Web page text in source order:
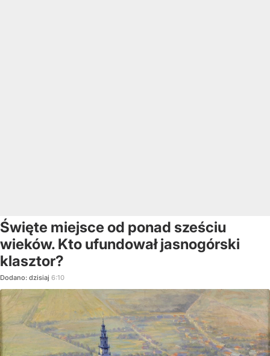
Święte miejsce od ponad sześciu
wieków. Kto ufundował jasnogórski
klasztor?
Dodano: dzisiaj 6:10